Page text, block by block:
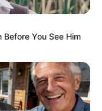
You See Him